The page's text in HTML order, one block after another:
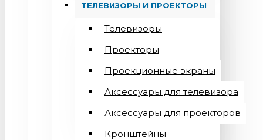
ТЕЛЕВИЗОРЫ И ПРОЕКТОРЫ
Телевизоры
Проекторы
Проекционные экраны
Aксессуары для телевизора
Аксессуары для проекторов
Кронштейны